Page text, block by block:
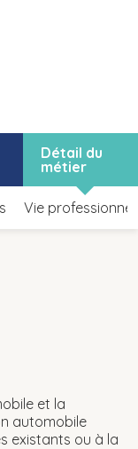
Détail du
métier
Vie
et la
automobile
existants ou à la